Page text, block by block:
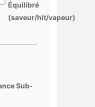
Équilibré
(saveur/hit/vapeur)
Sub-